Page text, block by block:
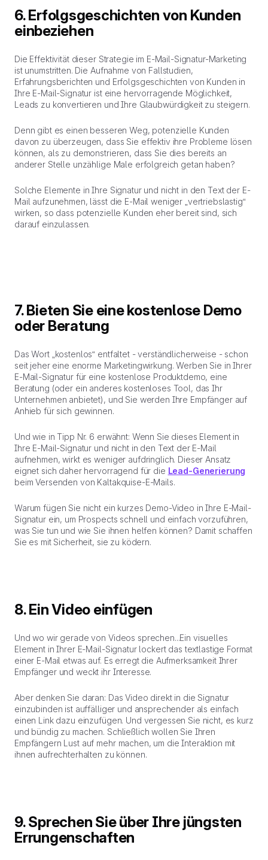
6. Erfolgsgeschichten von Kunden
einbeziehen
Die Effektivität dieser Strategie im E-Mail-Signatur-Marketing
ist unumstritten. Die Aufnahme von Fallstudien,
Erfahrungsberichten und Erfolgsgeschichten von Kunden in
Ihre E-Mail-Signatur ist eine hervorragende Möglichkeit,
Leads zu konvertieren und Ihre Glaubwürdigkeit zu steigern.
Denn gibt es einen besseren Weg, potenzielle Kunden
davon zu überzeugen, dass Sie effektiv ihre Probleme lösen
können, als zu demonstrieren, dass Sie dies bereits an
anderer Stelle unzählige Male erfolgreich getan haben?
Solche Elemente in Ihre Signatur und nicht in den Text der E-
Mail aufzunehmen, lässt die E-Mail weniger „vertriebslastig“
wirken, so dass potenzielle Kunden eher bereit sind, sich
darauf einzulassen.
7. Bieten Sie eine kostenlose Demo
oder Beratung
Das Wort „kostenlos“ entfaltet - verständlicherweise - schon
seit jeher eine enorme Marketingwirkung. Werben Sie in Ihrer
E-Mail-Signatur für eine kostenlose Produktdemo, eine
Beratung (oder ein anderes kostenloses Tool, das Ihr
Unternehmen anbietet), und Sie werden Ihre Empfänger auf
Anhieb für sich gewinnen.
Und wie in Tipp Nr. 6 erwähnt: Wenn Sie dieses Element in
Ihre E-Mail-Signatur und nicht in den Text der E-Mail
aufnehmen, wirkt es weniger aufdringlich. Dieser Ansatz
eignet sich daher hervorragend für die Lead-Generierung
beim Versenden von Kaltakquise-E-Mails.
Warum fügen Sie nicht ein kurzes Demo-Video in Ihre E-Mail-
Signatur ein, um Prospects schnell und einfach vorzuführen,
was Sie tun und wie Sie ihnen helfen können? Damit schaffen
Sie es mit Sicherheit, sie zu ködern.
8. Ein Video einfügen
Und wo wir gerade von Videos sprechen...Ein visuelles
Element in Ihrer E-Mail-Signatur lockert das textlastige Format
einer E-Mail etwas auf. Es erregt die Aufmerksamkeit Ihrer
Empfänger und weckt ihr Interesse.
Aber denken Sie daran: Das Video direkt in die Signatur
einzubinden ist auffälliger und ansprechender als einfach
einen Link dazu einzufügen. Und vergessen Sie nicht, es kurz
und bündig zu machen. Schließlich wollen Sie Ihren
Empfängern Lust auf mehr machen, um die Interaktion mit
ihnen aufrechterhalten zu können.
9. Sprechen Sie über Ihre jüngsten
Errungenschaften